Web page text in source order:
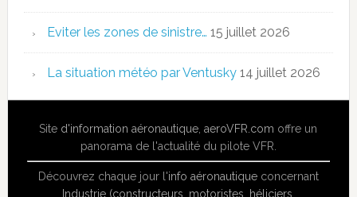
Eviter les zones de sinistre… 15 juillet 2026
La situation météo par Ventusky 14 juillet 2026
Site d'information aéronautique ,aeroVFR.com offre un
panorama de l'actualité du pilote VFR.
Découvrez chaque jour l'info aéronautiqueconcernant
Industrie (constructeurs, motoristes, héliciers,